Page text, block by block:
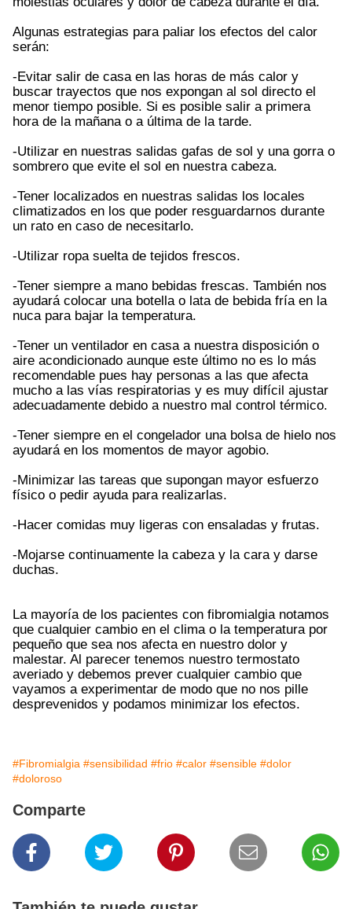
Algunas estrategias para paliar los efectos del calor
serán:
-Evitar salir de casa en las horas de más calor y
buscar trayectos que nos expongan al sol directo el
menor tiempo posible. Si es posible salir a primera
hora de la mañana o a última de la tarde.
-Utilizar en nuestras salidas gafas de sol y una gorra o
sombrero que evite el sol en nuestra cabeza.
-Tener localizados en nuestras salidas los locales
climatizados en los que poder resguardarnos durante
un rato en caso de necesitarlo.
-Utilizar ropa suelta de tejidos frescos.
-Tener siempre a mano bebidas frescas. También nos
ayudará colocar una botella o lata de bebida fría en la
nuca para bajar la temperatura.
-Tener un ventilador en casa a nuestra disposición o
aire acondicionado aunque este último no es lo más
recomendable pues hay personas a las que afecta
mucho a las vías respiratorias y es muy difícil ajustar
adecuadamente debido a nuestro mal control térmico.
-Tener siempre en el congelador una bolsa de hielo nos
ayudará en los momentos de mayor agobio.
-Minimizar las tareas que supongan mayor esfuerzo
físico o pedir ayuda para realizarlas.
-Hacer comidas muy ligeras con ensaladas y frutas.
-Mojarse continuamente la cabeza y la cara y darse
duchas.
La mayoría de los pacientes con fibromialgia notamos
que cualquier cambio en el clima o la temperatura por
pequeño que sea nos afecta en nuestro dolor y
malestar. Al parecer tenemos nuestro termostato
averiado y debemos prever cualquier cambio que
vayamos a experimentar de modo que no nos pille
desprevenidos y podamos minimizar los efectos.
#Fibromialgia #sensibilidad #frio #calor #sensible #dolor
#doloroso
Comparte